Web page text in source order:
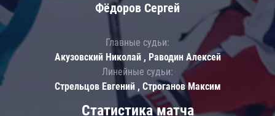
Статистика матча
Фёдоров Сергей
Главные судьи:
Акузовский Николай , Раводин Алексей
Линейные судьи:
Стрельцов Евгений , Строганов Максим